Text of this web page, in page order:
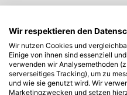
Wir respektieren den
Wir nutzen Cookies und
Einige von ihnen sind essenziell
verwenden wir Analysemethoden
serverseitiges Tracking), um zu
und wie sie genutzt wird. Wir
Marketingzwecken und setzen